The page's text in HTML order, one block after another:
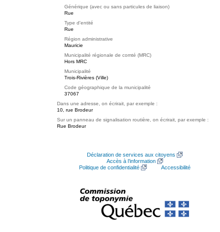
Générique (avec ou sans particules de liaison)
Rue
Type d'entité
Rue
Région administrative
Mauricie
Municipalité régionale de comté (MRC)
Hors MRC
Municipalité
Trois-Rivières (Ville)
Code géographique de la municipalité
37067
Dans une adresse, on écrirait, par exemple :
10, rue Brodeur
Sur un panneau de signalisation routière, on écrirait, par exemple :
Rue Brodeur
Déclaration de services aux citoyens
Accès à l’information
Politique de confidentialité
Accessibilité